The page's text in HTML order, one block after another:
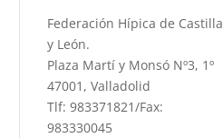
Federación Hípica de Castilla
y León.
Plaza Martí y Monsó Nº3, 1º
47001, Valladolid
Tlf: 983371821/Fax:
983330045